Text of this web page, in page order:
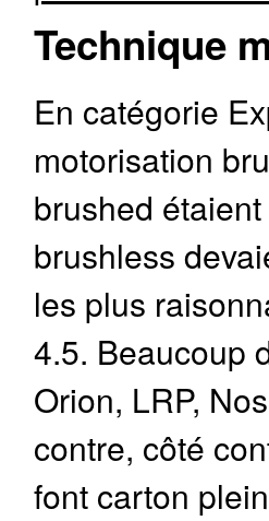
Technique
En catégorie
motorisation
brushed
brushless
les plus
4.5. Beaucoup
Orion, LRP,
contre, côté
font carton